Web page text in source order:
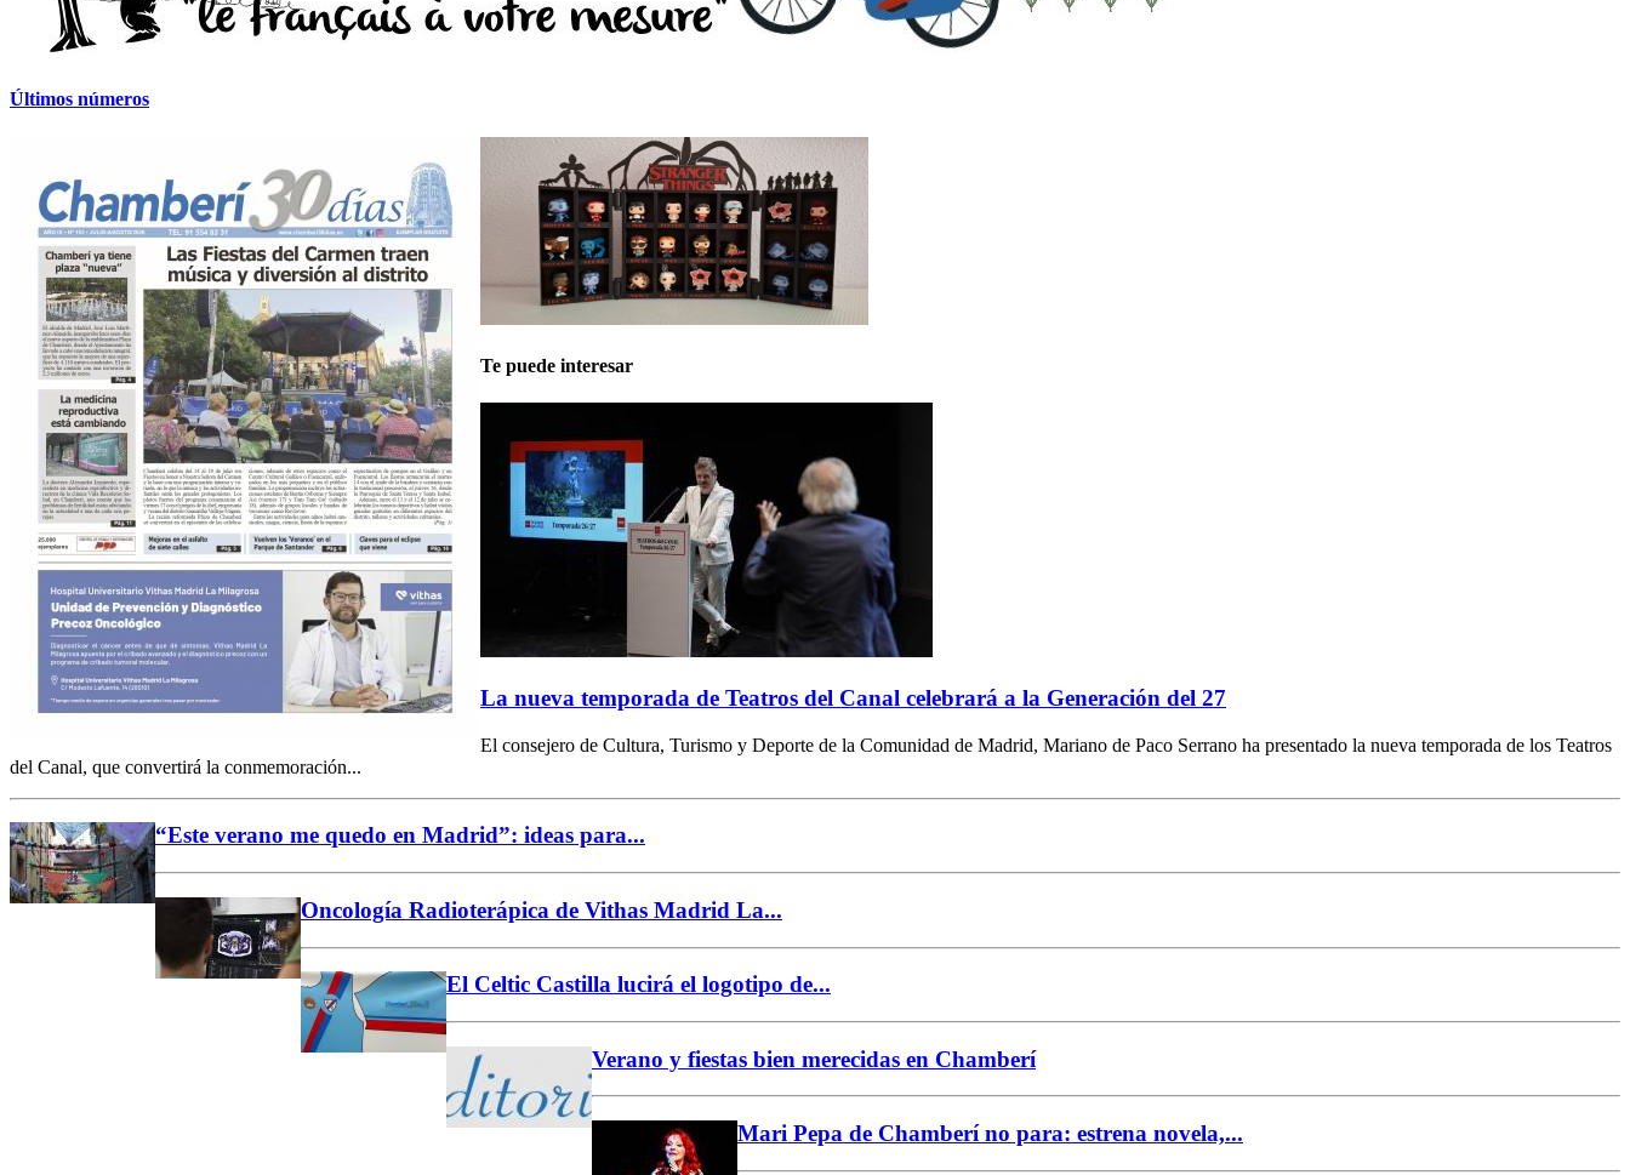
Últimos números
Te puede interesar
La nueva temporada de Teatros del Canal celebrará a la Generación del 27
El consejero de Cultura, Turismo y Deporte de la Comunidad de Madrid, Mariano de Paco Serrano ha presentado la nueva temporada de los Teatros
del Canal, que convertirá la conmemoración...
“Este verano me quedo en Madrid”: ideas para...
Oncología Radioterápica de Vithas Madrid La...
El Celtic Castilla lucirá el logotipo de...
Verano y fiestas bien merecidas en Chamberí
Mari Pepa de Chamberí no para: estrena novela,...